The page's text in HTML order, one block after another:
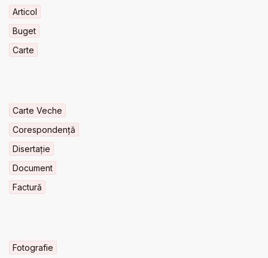
Articol
Buget
Carte
Carte Veche
Corespondență
Disertație
Document
Factură
Fotografie